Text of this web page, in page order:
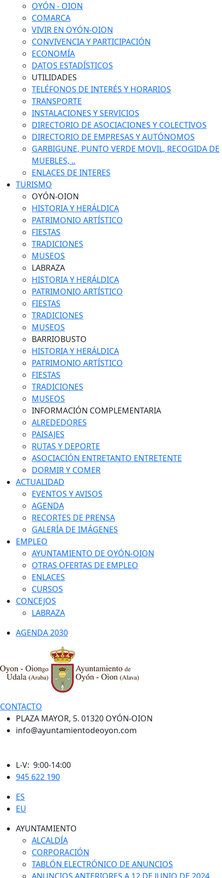
OYÓN - OION
COMARCA
VIVIR EN OYÓN-OION
CONVIVENCIA Y PARTICIPACIÓN
ECONOMÍA
DATOS ESTADÍSTICOS
UTILIDADES
TELÉFONOS DE INTERÉS Y HORARIOS
TRANSPORTE
INSTALACIONES Y SERVICIOS
DIRECTORIO DE ASOCIACIONES Y COLECTIVOS
DIRECTORIO DE EMPRESAS Y AUTÓNOMOS
GARBIGUNE, PUNTO VERDE MOVIL, RECOGIDA DE
MUEBLES, ..
ENLACES DE INTERES
TURISMO
OYÓN-OION
HISTORIA Y HERÁLDICA
PATRIMONIO ARTÍSTICO
FIESTAS
TRADICIONES
MUSEOS
LABRAZA
HISTORIA Y HERÁLDICA
PATRIMONIO ARTÍSTICO
FIESTAS
TRADICIONES
MUSEOS
BARRIOBUSTO
HISTORIA Y HERÁLDICA
PATRIMONIO ARTÍSTICO
FIESTAS
TRADICIONES
MUSEOS
INFORMACIÓN COMPLEMENTARIA
ALREDEDORES
PAISAJES
RUTAS Y DEPORTE
ASOCIACIÓN ENTRETANTO ENTRETENTE
DORMIR Y COMER
ACTUALIDAD
EVENTOS Y AVISOS
AGENDA
RECORTES DE PRENSA
GALERÍA DE IMÁGENES
EMPLEO
AYUNTAMIENTO DE OYÓN-OION
OTRAS OFERTAS DE EMPLEO
ENLACES
CURSOS
CONCEJOS
LABRAZA
AGENDA 2030
CONTACTO
PLAZA MAYOR, 5. 01320 OYÓN-OION
info@ayuntamientodeoyon.com
L-V: 9:00-14:00
945 622 190
ES
EU
AYUNTAMIENTO
ALCALDÍA
CORPORACIÓN
TABLÓN ELECTRÓNICO DE ANUNCIOS